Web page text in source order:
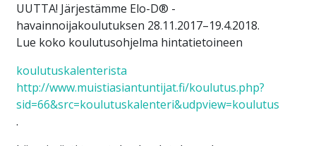
UUTTA! Järjestämme Elo-D® -
havainnoijakoulutuksen 28.11.2017–19.4.2018.
Lue koko koulutusohjelma hintatietoineen
koulutuskalenterista
http://www.muistiasiantuntijat.fi/koulutus.php?
sid=66&src=koulutuskalenteri&udpview=koulutus
.